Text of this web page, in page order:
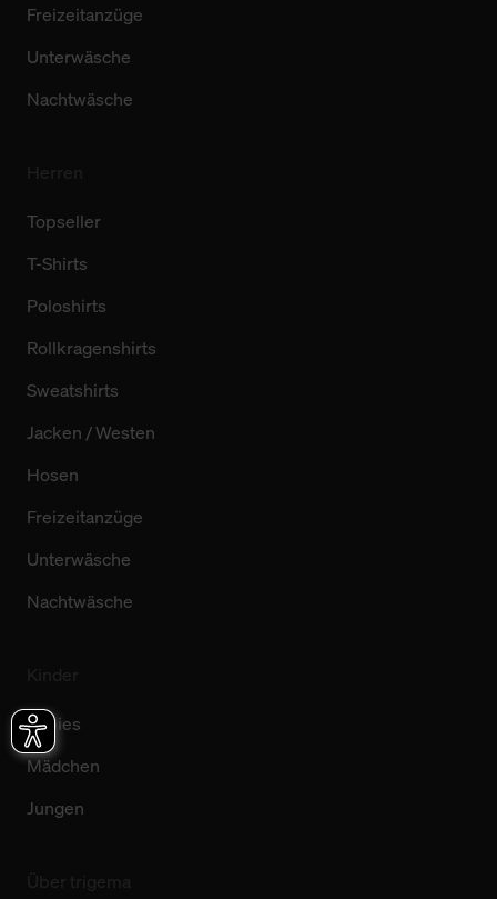
Freizeitanzüge
Unterwäsche
Nachtwäsche
Topseller
T-Shirts
Poloshirts
Rollkragenshirts
Sweatshirts
Jacken / Westen
Hosen
Freizeitanzüge
Unterwäsche
Nachtwäsche
Babies
Mädchen
Jungen